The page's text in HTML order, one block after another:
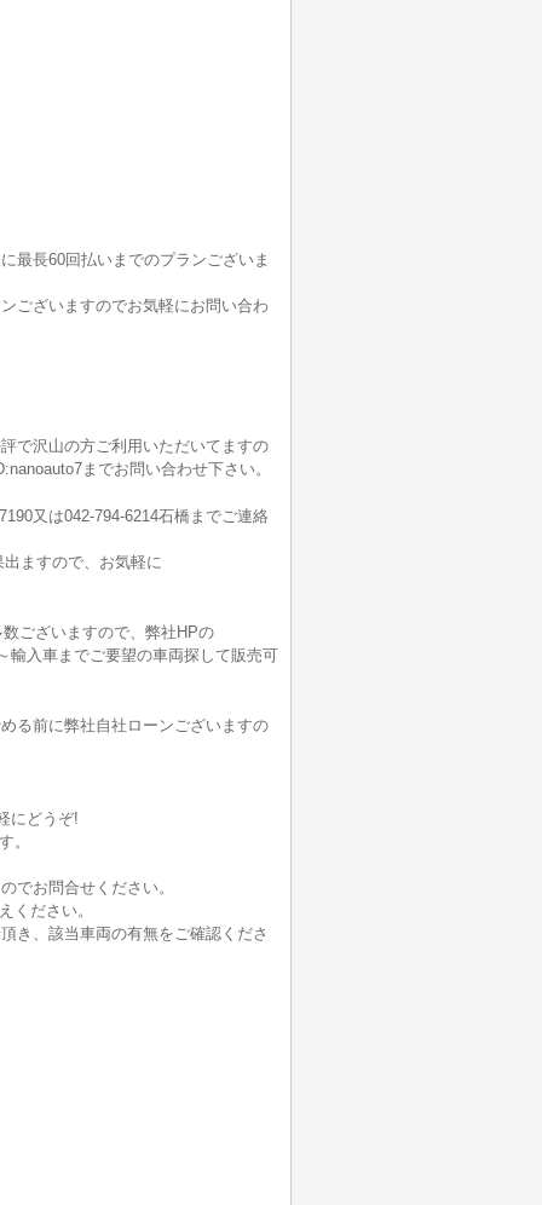
最長60回払いまでのプランございま
ございますのでお気軽にお問い合わ
で沢山の方ご利用いただいてますの
までお問い合わせ下さい。
又は042-794-6214石橋までご連絡
ますので、お気軽に
ございますので、弊社HPの
輸入車までご要望の車両探して販売可
る前に弊社自社ローンございますの
にどうぞ!
。
でお問合せください。
ください。
き、該当車両の有無をご確認くださ